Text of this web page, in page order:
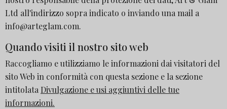
Ltd all'indirizzo sopra indicato o inviando una mail a
info@arteglam.com.
Quando visiti il nostro sito web
Raccogliamo e utilizziamo le informazioni dai visitatori del
sito Web in conformità con questa sezione e la sezione
intitolata Divulgazione e usi aggiuntivi delle tue
informazioni.